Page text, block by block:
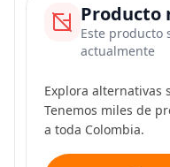
Producto
Este producto
actualmente
Explora alternativas
Tenemos miles de
a toda Colombia.